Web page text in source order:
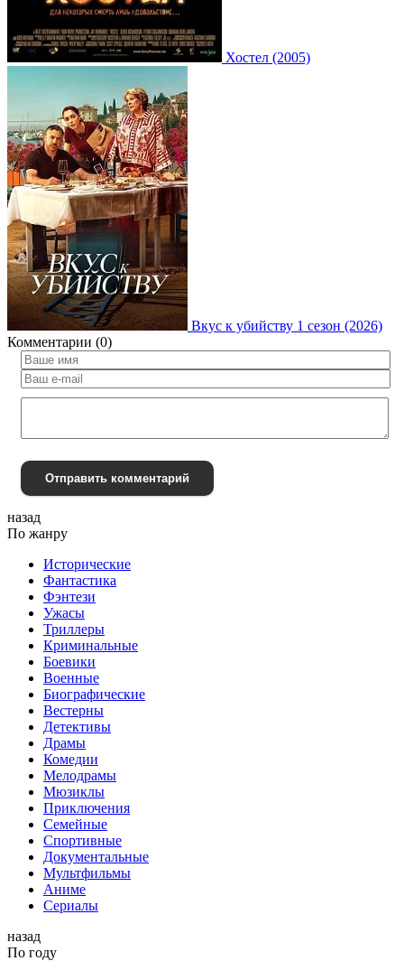
Хостел (2005)
Вкус к убийству 1 сезон (2026)
Комментарии (0)
Отправить комментарий
назад
По жанру
Исторические
Фантастика
Фэнтези
Ужасы
Триллеры
Криминальные
Боевики
Военные
Биографические
Вестерны
Детективы
Драмы
Комедии
Мелодрамы
Мюзиклы
Приключения
Семейные
Спортивные
Документальные
Мультфильмы
Аниме
Сериалы
назад
По году